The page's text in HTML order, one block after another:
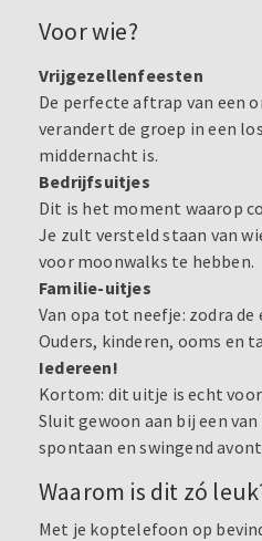
Voor wie?
Vrijgezellenfeesten
De perfecte aftrap van een
verandert de groep in een
middernacht is.
Bedrijfsuitjes
Dit is het moment waarop
Je zult versteld staan van
voor moonwalks te hebben.
Familie-uitjes
Van opa tot neefje: zodra
Ouders, kinderen, ooms en
Iedereen!
Kortom: dit uitje is echt
Sluit gewoon aan bij een
spontaan en swingend
Waarom is dit zó
Met je koptelefoon op